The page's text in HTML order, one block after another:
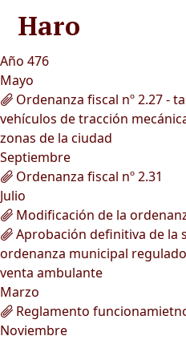
Haro
Año 476
Mayo
Ordenanza fiscal nº 2.27 -
vehículos de tracción
zonas de la ciudad
Septiembre
Ordenanza fiscal nº 2.31
Julio
Modificación de la
Aprobación definitiva de la
ordenanza municipal
venta ambulante
Marzo
Reglamento
Noviembre